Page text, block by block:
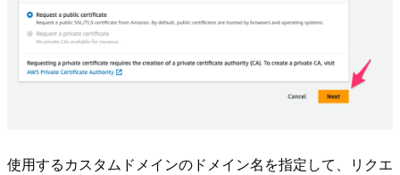
使用するカスタムドメインのドメイン名を指定して、リクエ